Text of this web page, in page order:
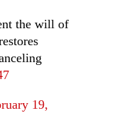
the will of
19,